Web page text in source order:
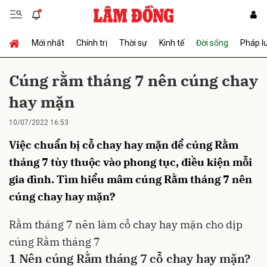
Mới nhất Chính trị Thời sự Kinh tế Đời sống Pháp
Cúng rằm tháng 7 nên cúng chay
hay mặn
10/07/2022 16:53
Việc chuẩn bị cỗ chay hay mặn để cúng Rằm
tháng 7 tùy thuộc vào phong tục, điều kiện mỗi
gia đình. Tìm hiểu mâm cúng Rằm tháng 7 nên
cúng chay hay mặn?
Rằm tháng 7 nên làm cỗ chay hay mặn cho dịp
cúng Rằm tháng 7
1 Nên cúng Rằm tháng 7 cỗ chay hay mặn?
Gửi bình luận
Hủy Gửi